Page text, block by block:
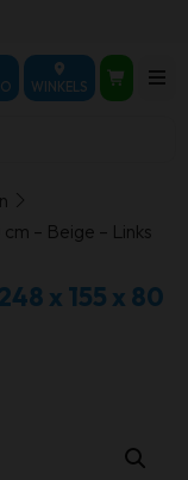
WINKELS
– Beige – Links
x 155 x 80